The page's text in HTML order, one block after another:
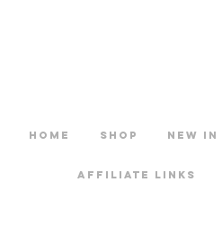
HOME Shop New in
Affiliate links